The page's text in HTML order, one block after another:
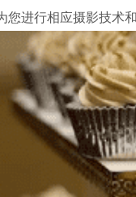
您进行相应摄影技术